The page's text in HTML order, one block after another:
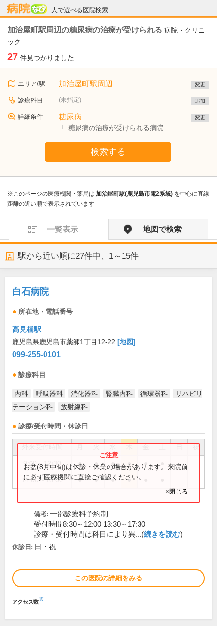
人で選べる医院検索
病院なび
加治屋町駅周辺の糖尿病の治療が受けられる 病院・クリニ
ック
27 件見つかりました
エリア/駅 加治屋町駅周辺 変更
診療科目 (未指定) 追加
詳細条件 糖尿病
糖尿病の治療が受けられる病院
変更
検索する
※このページの医療機関・薬局は 加治屋町駅(鹿児島市電2系統) を中心に直線
距離の近い順で表示されています
一覧表示 地図で検索
駅から近い順に27件中、 1～15件
白石病院
所在地・電話番号
高見橋駅
鹿児島県鹿児島市薬師1丁目12-22 [地図]
099-255-0101
診療科目
内科 呼吸器科 消化器科 腎臓内科 循環器科
リハビリ
テーション科
放射線科
診療/受付時間・休診日
祝
9:00～12:30 ● ● ● ● ●
14:00～18:00 ● ● ● ●
お盆(8月中旬)は休診・休業の場合があります。来院前
に必ず医療機関に直接ご確認ください。
×閉じる
備考: 一部診療科予約制
受付時間8:30～12:00 13:30～17:30
診療・受付時間は科目により異...(続きを読む)
休診日: 日・祝
この医院の詳細をみる
アクセス数※